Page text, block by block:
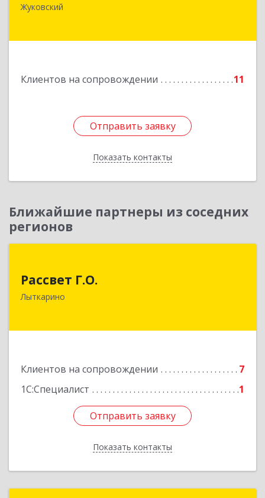
Жуковский
Клиентов на сопровождении 11
Отправить заявку
Показать контакты
Подробнее
Отправить заявку
Назад
Ближайшие партнеры из соседних
регионов
Рассвет Г.О.
Лыткарино
Клиентов на сопровождении
7
1С:Специалист
1
Отправить заявку
Показать контакты
Подробнее
Отправить заявку
Назад